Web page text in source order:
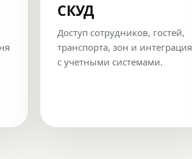
СКУД
Доступ сотрудников, гостей,
транспорта, зон и интеграция
с учетными системами.